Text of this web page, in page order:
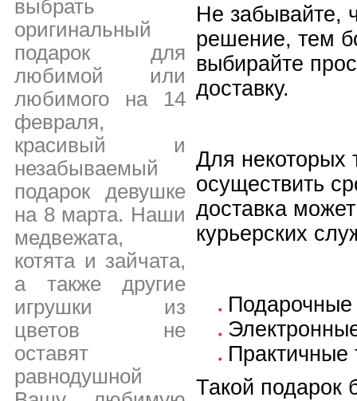
выбрать
оригинальный
подарок для
любимой или
любимого на 14
февраля,
красивый и
незабываемый
подарок девушке
на 8 марта. Наши
медвежата,
котята и зайчата,
а также другие
игрушки из
цветов не
оставят
равнодушной
Не забывайте,
решение, тем
выбирайте
доставку.
Для некоторых
осуществить
доставка
курьерских
Такой подарок